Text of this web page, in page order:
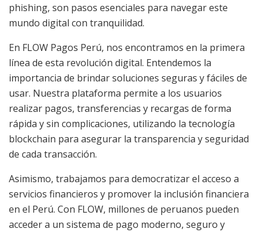
phishing, son pasos esenciales para navegar este
mundo digital con tranquilidad.
En FLOW Pagos Perú, nos encontramos en la primera
línea de esta revolución digital. Entendemos la
importancia de brindar soluciones seguras y fáciles de
usar. Nuestra plataforma permite a los usuarios
realizar pagos, transferencias y recargas de forma
rápida y sin complicaciones, utilizando la tecnología
blockchain para asegurar la transparencia y seguridad
de cada transacción.
Asimismo, trabajamos para democratizar el acceso a
servicios financieros y promover la inclusión financiera
en el Perú. Con FLOW, millones de peruanos pueden
acceder a un sistema de pago moderno, seguro y